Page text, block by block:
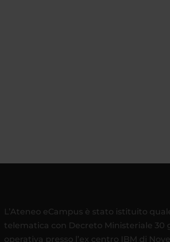
L’Ateneo eCampus è stato istituito
telematica con Decreto Ministeriale 30
operativa presso l’ex centro IBM di